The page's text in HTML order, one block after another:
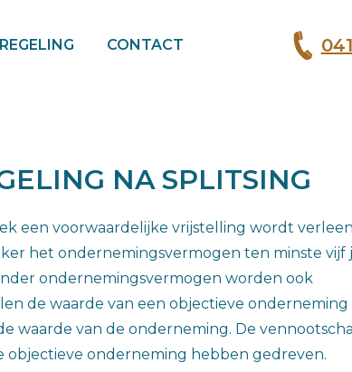
CONTACT
NA SPLITSING
een voorwaardelijke vrijstelling wordt
het ondernemingsvermogen ten minste vijf
ondernemingsvermogen worden ook
de waarde van een objectieve
waarde van de onderneming. De
objectieve onderneming hebben gedreven.